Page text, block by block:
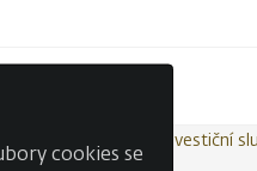
Investiční
cookies se